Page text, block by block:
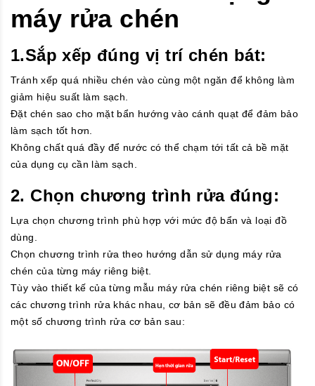
máy rửa chén
1.Sắp xếp đúng vị trí chén bát:
Tránh xếp quá nhiều chén vào cùng một ngăn để không làm
giảm hiệu suất làm sạch.
Đặt chén sao cho mặt bẩn hướng vào cánh quạt để đảm bảo
làm sạch tốt hơn.
Không chất quá đầy để nước có thể chạm tới tất cả bề mặt
của dụng cụ cần làm sạch.
2. Chọn chương trình rửa đúng:
Lựa chọn chương trình phù hợp với mức độ bẩn và loại đồ
dùng.
Chọn chương trình rửa theo hướng dẫn sử dụng máy rửa
chén của từng máy riêng biệt.
Tùy vào thiết kế của từng mẫu máy rửa chén riêng biệt sẽ có
các chương trình rửa khác nhau, cơ bản sẽ đều đảm bảo có
một số chương trình rửa cơ bản sau: